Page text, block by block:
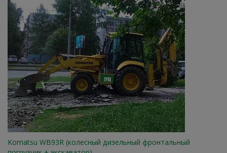
Komatsu WB93R (колесный дизельный фронтальный